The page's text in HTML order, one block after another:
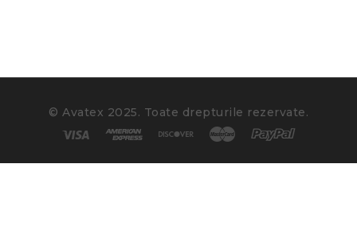
© Avatex 2025. Toate drepturile rezervate.